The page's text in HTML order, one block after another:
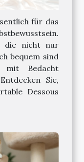
für das
die nicht nur
bequem sind
mit Bedacht
Sie,
Dessous